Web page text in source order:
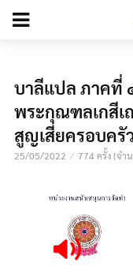
add_action('wp_footer',
บาลีแปล ภาคที่
พระกุณฑลเกสีเ
สูญเสียครอบครั
25/05/2022 774 ครั้ง (จำ